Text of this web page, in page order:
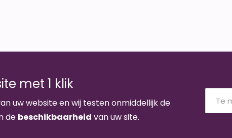
met 1 klik
uw website en wij testen onmiddellijk de
de beschikbaarheid van uw site.